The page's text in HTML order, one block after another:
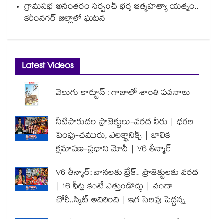
గ్రామసభ అనంతరం సర్పంచ్ భర్త ఆత్మహత్యా యత్నం..
కరీంనగర్ జిల్లాలో ఘటన
Latest Videos
వెలుగు కార్టూన్ : గాజాలో శాంతి పవనాలు
నీటిపారుదల ప్రాజెక్టులు-వరద నీరు | ధరల
పెంపు-చమురు, ఎలక్ట్రానిక్స్ | బాలిక
క్షమాపణ-ప్రధాని మోదీ | V6 తీన్మార్
V6 తీన్మార్: వానలకు బ్రేక్.. ప్రాజెక్టులకు వరద
| 16 ఫీట్ల కంటే ఎత్తుండొద్దు | చందా
చోరీ..స్కిట్ అదిరింది | ఇగ సెలవు పెద్దన్న